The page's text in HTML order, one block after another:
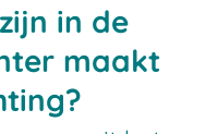
in de
maakt